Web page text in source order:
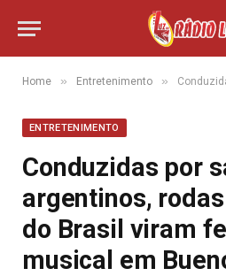
Home » Entretenimento » Conduzidas por
ENTRETENIMENTO
Conduzidas por
argentinos,
do Brasil viram
musical em